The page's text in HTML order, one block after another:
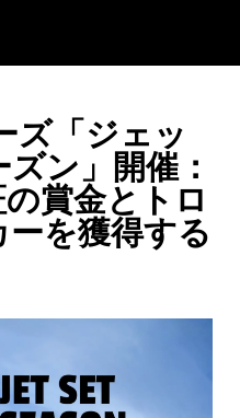
ズ「ジェッ
ン」開催：
賞金とトロ
を獲得する